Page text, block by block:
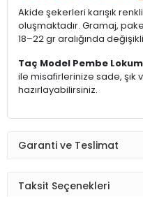
Akide şekerleri karışık
oluşmaktadır. Gramaj,
18–22 gr aralığında
Taç Model Pembe
ile misafirlerinize sade, şık
hazırlayabilirsiniz.
Garanti ve Teslimat
Taksit Seçenekleri